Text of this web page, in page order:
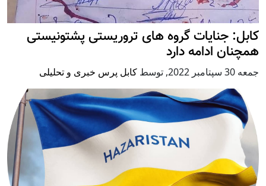
کابل: جنایات گروه های تروریستی پشتونیستی
همچنان ادامه دارد
جمعه 30 سپتامبر 2022 , توسط کابل پرس خبری و تحلیلی